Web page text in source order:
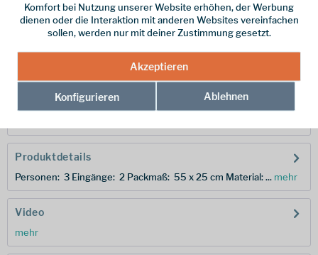
Merken
Mit dem Mark L 3P Zelt von VauDe ist deine Behausung schnell
Produktdetails
Personen: 3 Eingänge: 2 Packmaß: 55 x 25 cm Material: ... mehr
Video
mehr
Komfort bei Nutzung unserer Website erhöhen, der Werbung
dienen oder die Interaktion mit anderen Websites vereinfachen
sollen, werden nur mit deiner Zustimmung gesetzt.
Akzeptieren
Konfigurieren Ablehnen